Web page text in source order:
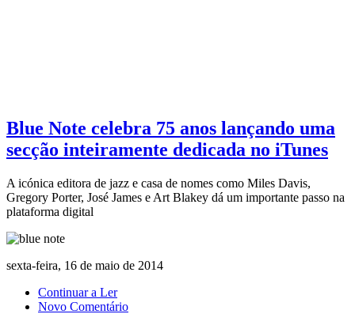
Blue Note celebra 75 anos lançando uma
secção inteiramente dedicada no iTunes
A icónica editora de jazz e casa de nomes como Miles Davis,
Gregory Porter, José James e Art Blakey dá um importante passo na
plataforma digital
sexta-feira, 16 de maio de 2014
Continuar a Ler
Novo Comentário